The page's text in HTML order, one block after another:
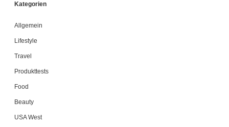
Kategorien
Allgemein
Lifestyle
Travel
Produkttests
Food
Beauty
USA West